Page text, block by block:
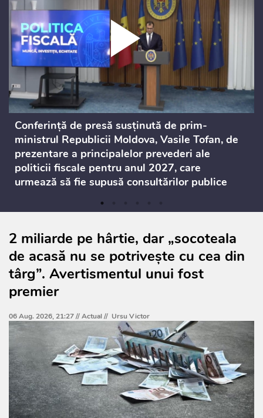
Conferință de presă susținută de prim-
ministrul Republicii Moldova, Vasile Tofan, de
prezentare a principalelor prevederi ale
politicii fiscale pentru anul 2027, care
urmează să fie supusă consultărilor publice
2 miliarde pe hârtie, dar „socoteala
de acasă nu se potrivește cu cea din
târg”. Avertismentul unui fost
premier
06 Aug. 2026, 21:27 //Actual// Ursu Victor